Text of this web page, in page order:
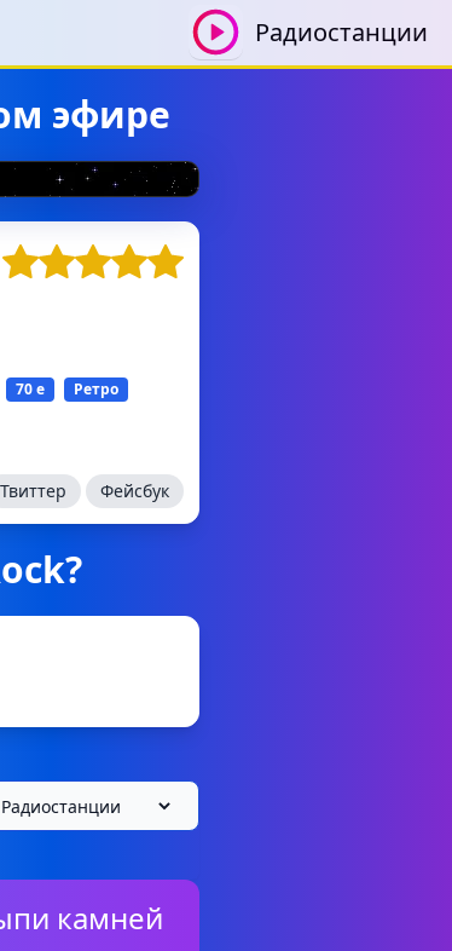
Радиостанции
эфире
70 е
Ретро
Твиттер Фейсбук
камней